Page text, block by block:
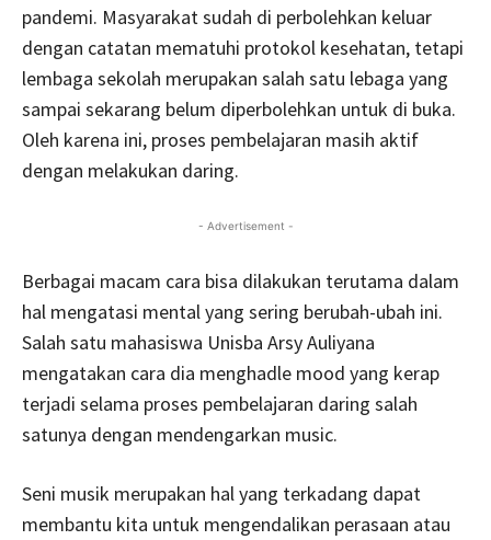
pandemi. Masyarakat sudah di perbolehkan keluar
dengan catatan mematuhi protokol kesehatan, tetapi
lembaga sekolah merupakan salah satu lebaga yang
sampai sekarang belum diperbolehkan untuk di buka.
Oleh karena ini, proses pembelajaran masih aktif
dengan melakukan daring.
- Advertisement -
Berbagai macam cara bisa dilakukan terutama dalam
hal mengatasi mental yang sering berubah-ubah ini.
Salah satu mahasiswa Unisba Arsy Auliyana
mengatakan cara dia menghadle mood yang kerap
terjadi selama proses pembelajaran daring salah
satunya dengan mendengarkan music.
Seni musik merupakan hal yang terkadang dapat
membantu kita untuk mengendalikan perasaan atau